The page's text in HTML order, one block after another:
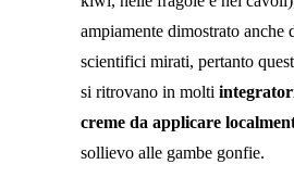
ampiamente dimostrato anche
scientifici mirati, pertanto
si ritrovano in molti
creme da applicare
sollievo alle gambe gonfie.